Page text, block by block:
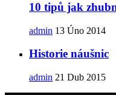
10 tipů jak
admin 13 Úno 2014
Historie náušnic
admin 21 Dub 2015